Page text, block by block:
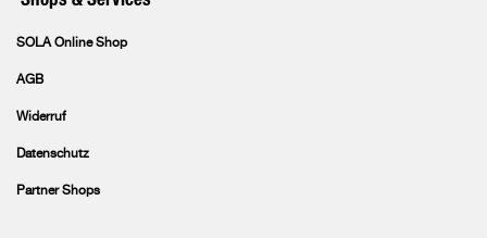
SOLA Online Shop
AGB
Widerruf
Datenschutz
Partner Shops